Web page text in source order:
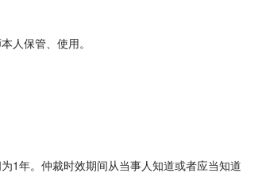
人保管、使用。
1年。仲裁时效期间从当事人知道或者应当知道